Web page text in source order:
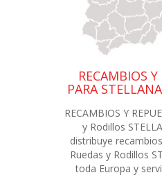
RECAMBIOS
PARA
RECAMBIOS Y
y Rodillos
distribuye
Ruedas y Rodillos
toda Europa y